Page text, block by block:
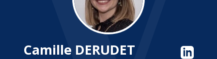
Camille DERUDET